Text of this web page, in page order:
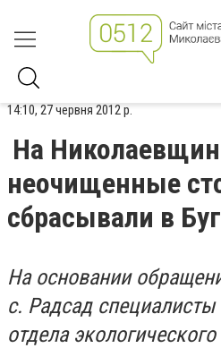
14:10, 27 червня 2012 р.
На
неочищенные
сбрасывали в
На основании
с. Радсад специалисты
отдела экологического